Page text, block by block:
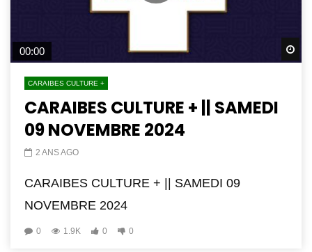
00:00
CARAIBES CULTURE +
CARAIBES CULTURE + || SAMEDI
09 NOVEMBRE 2024
2 ANS AGO
CARAIBES CULTURE + || SAMEDI 09
NOVEMBRE 2024
0 1.9K 0 0